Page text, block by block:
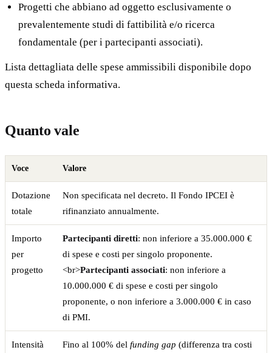
Progetti che abbiano ad oggetto esclusivamente o
prevalentemente studi di fattibilità e/o ricerca
fondamentale (per i partecipanti associati).
Lista dettagliata delle spese ammissibili disponibile dopo
questa scheda informativa.
Quanto vale
Voce Valore
Dotazione
totale
Non specificata nel decreto. Il Fondo IPCEI è
rifinanziato annualmente.
Importo
per
progetto
Partecipanti diretti: non inferiore a 35.000.000 €
di spese e costi per singolo proponente.
<br>Partecipanti associati: non inferiore a
10.000.000 € di spese e costi per singolo
proponente, o non inferiore a 3.000.000 € in caso
di PMI.
Intensità
Fino al 100% del funding gap (differenza tra costi